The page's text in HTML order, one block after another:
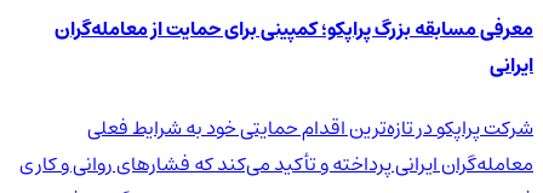
معرفی مسابقه بزرگ پراپکو؛ کمپینی برای حمایت از معامله‌گران
ایرانی
شرکت پراپکو در تازه‌ترین اقدام حمایتی خود به شرایط فعلی
معامله‌گران ایرانی پرداخته و تأکید می‌کند که فشارهای روانی و کاری